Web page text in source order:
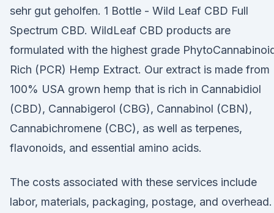
sehr gut geholfen. 1 Bottle - Wild Leaf CBD Full
Spectrum CBD. WildLeaf CBD products are
formulated with the highest grade
Rich (PCR) Hemp Extract. Our extract is made from
100% USA grown hemp that is rich in Cannabidiol
(CBD), Cannabigerol (CBG), Cannabinol (CBN),
Cannabichromene (CBC), as well as terpenes,
flavonoids, and essential amino acids.
The costs associated with these services include
labor, materials, packaging, postage, and